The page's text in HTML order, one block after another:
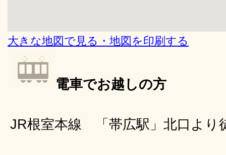
大きな地図で見る・地図を印刷する
電車でお越しの方
JR根室本線 「帯広駅」北口より